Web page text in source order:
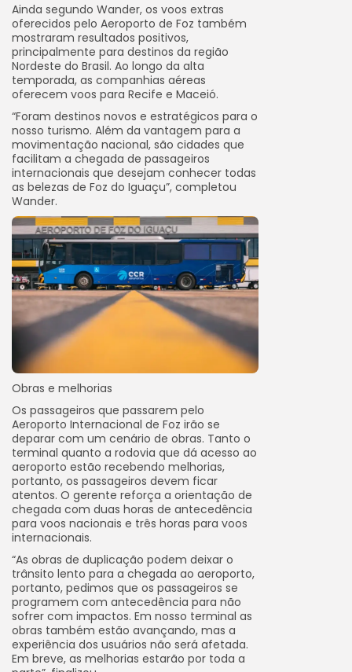
Ainda segundo Wander, os voos extras
oferecidos pelo Aeroporto de Foz também
mostraram resultados positivos,
principalmente para destinos da região
Nordeste do Brasil. Ao longo da alta
temporada, as companhias aéreas
oferecem voos para Recife e Maceió.
“Foram destinos novos e estratégicos para o
nosso turismo. Além da vantagem para a
movimentação nacional, são cidades que
facilitam a chegada de passageiros
internacionais que desejam conhecer todas
as belezas de Foz do Iguaçu”, completou
Wander.
Obras e melhorias
Os passageiros que passarem pelo
Aeroporto Internacional de Foz irão se
deparar com um cenário de obras. Tanto o
terminal quanto a rodovia que dá acesso ao
aeroporto estão recebendo melhorias,
portanto, os passageiros devem ficar
atentos. O gerente reforça a orientação de
chegada com duas horas de antecedência
para voos nacionais e três horas para voos
internacionais.
“As obras de duplicação podem deixar o
trânsito lento para a chegada ao aeroporto,
portanto, pedimos que os passageiros se
programem com antecedência para não
sofrer com impactos. Em nosso terminal as
obras também estão avançando, mas a
experiência dos usuários não será afetada.
Em breve, as melhorias estarão por toda a